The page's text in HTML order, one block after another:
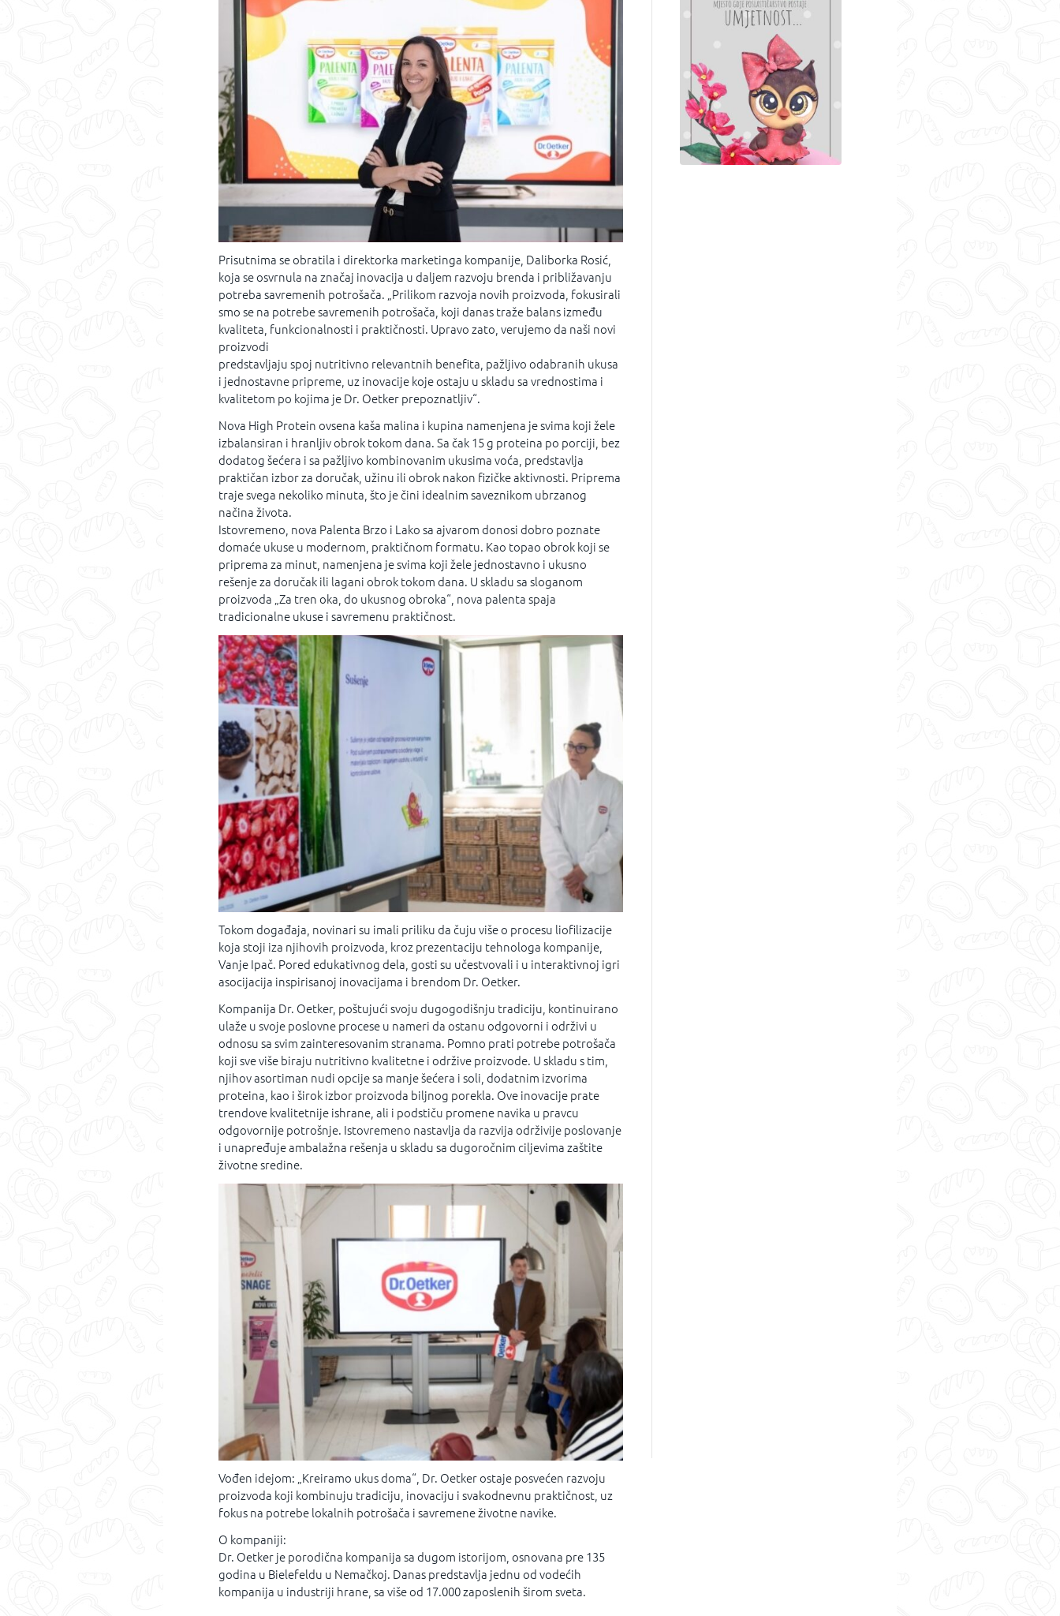
Prisutnima se obratila i direktorka marketinga kompanije, Daliborka Rosić,
koja se osvrnula na značaj inovacija u daljem razvoju brenda i približavanju
potreba savremenih potrošača. „Prilikom razvoja novih proizvoda, fokusirali
smo se na potrebe savremenih potrošača, koji danas traže balans između
kvaliteta, funkcionalnosti i praktičnosti. Upravo zato, verujemo da naši novi
proizvodi
predstavljaju spoj nutritivno relevantnih benefita, pažljivo odabranih ukusa
i jednostavne pripreme, uz inovacije koje ostaju u skladu sa vrednostima i
kvalitetom po kojima je Dr. Oetker prepoznatljiv“.
Nova High Protein ovsena kaša malina i kupina namenjena je svima koji žele
izbalansiran i hranljiv obrok tokom dana. Sa čak 15 g proteina po porciji, bez
dodatog šećera i sa pažljivo kombinovanim ukusima voća, predstavlja
praktičan izbor za doručak, užinu ili obrok nakon fizičke aktivnosti. Priprema
traje svega nekoliko minuta, što je čini idealnim saveznikom ubrzanog
načina života.
Istovremeno, nova Palenta Brzo i Lako sa ajvarom donosi dobro poznate
domaće ukuse u modernom, praktičnom formatu. Kao topao obrok koji se
priprema za minut, namenjena je svima koji žele jednostavno i ukusno
rešenje za doručak ili lagani obrok tokom dana. U skladu sa sloganom
proizvoda „Za tren oka, do ukusnog obroka“, nova palenta spaja
tradicionalne ukuse i savremenu praktičnost.
Tokom događaja, novinari su imali priliku da čuju više o procesu liofilizacije
koja stoji iza njihovih proizvoda, kroz prezentaciju tehnologa kompanije,
Vanje Ipač. Pored edukativnog dela, gosti su učestvovali i u interaktivnoj igri
asocijacija inspirisanoj inovacijama i brendom Dr. Oetker.
Kompanija Dr. Oetker, poštujući svoju dugogodišnju tradiciju, kontinuirano
ulaže u svoje poslovne procese u nameri da ostanu odgovorni i održivi u
odnosu sa svim zainteresovanim stranama. Pomno prati potrebe potrošača
koji sve više biraju nutritivno kvalitetne i održive proizvode. U skladu s tim,
njihov asortiman nudi opcije sa manje šećera i soli, dodatnim izvorima
proteina, kao i širok izbor proizvoda biljnog porekla. Ove inovacije prate
trendove kvalitetnije ishrane, ali i podstiču promene navika u pravcu
odgovornije potrošnje. Istovremeno nastavlja da razvija održivije poslovanje
i unapređuje ambalažna rešenja u skladu sa dugoročnim ciljevima zaštite
životne sredine.
Vođen idejom: „Kreiramo ukus doma“, Dr. Oetker ostaje posvećen razvoju
proizvoda koji kombinuju tradiciju, inovaciju i svakodnevnu praktičnost, uz
fokus na potrebe lokalnih potrošača i savremene životne navike.
O kompaniji:
Dr. Oetker je porodična kompanija sa dugom istorijom, osnovana pre 135
godina u Bielefeldu u Nemačkoj. Danas predstavlja jednu od vodećih
kompanija u industriji hrane, sa više od 17.000 zaposlenih širom sveta.